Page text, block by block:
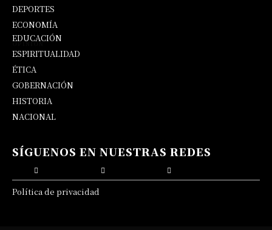
DEPORTES
ECONOMÍA
EDUCACIÓN
ESPIRITUALIDAD
ÉTICA
GOBERNACIÓN
HISTORIA
NACIONAL
SÍGUENOS EN NUESTRAS REDES
Política de privacidad